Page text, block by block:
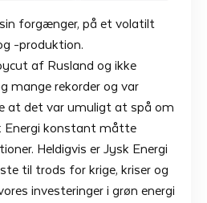
forgænger, på et volatilt
-produktion.
af Rusland og ikke
mange rekorder og var
at det var umuligt at spå om
Energi konstant måtte
Heldigvis er Jysk Energi
til trods for krige, kriser og
investeringer i grøn energi